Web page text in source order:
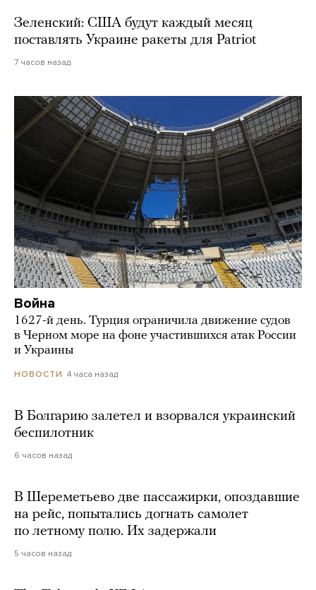
Зеленский: США будут каждый месяц
поставлять Украине ракеты для Patriot
7 часов назад
Война
1627-й день. Турция ограничила движение судов
в Черном море на фоне участившихся атак России
и Украины
НОВОСТИ 4 часа назад
В Болгарию залетел и взорвался украинский
беспилотник
6 часов назад
В Шереметьево две пассажирки, опоздавшие
на рейс, попытались догнать самолет
по летному полю. Их задержали
5 часов назад